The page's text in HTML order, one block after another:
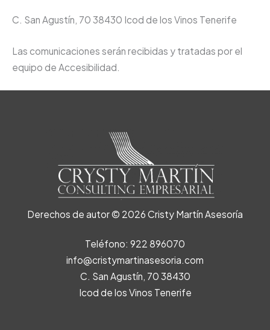
C. San Agustín, 70 38430 Icod de los Vinos Tenerife
Las comunicaciones serán recibidas y tratadas por el
equipo de Accesibilidad.
Derechos de autor © 2026 Cristy Martín Asesoría
Teléfono: 922 896070
info@cristymartinasesoria.com
C. San Agustín, 70 38430
Icod de los Vinos Tenerife